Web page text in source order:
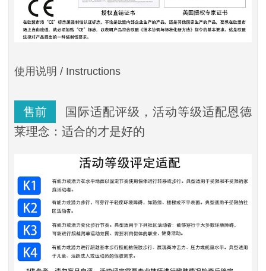
使用说明 / Instructions
售前
国际适配评级，活动等级适配恩德
莱理念：适合的才是好的